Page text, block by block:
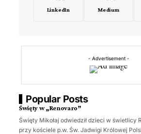
LinkedIn Medium
- Advertisement -
Popular Posts
Święty w „Renovaro”
Święty Mikołaj odwiedził dzieci w świetlicy
przy kościele p.w. Św. Jadwigi Królowej